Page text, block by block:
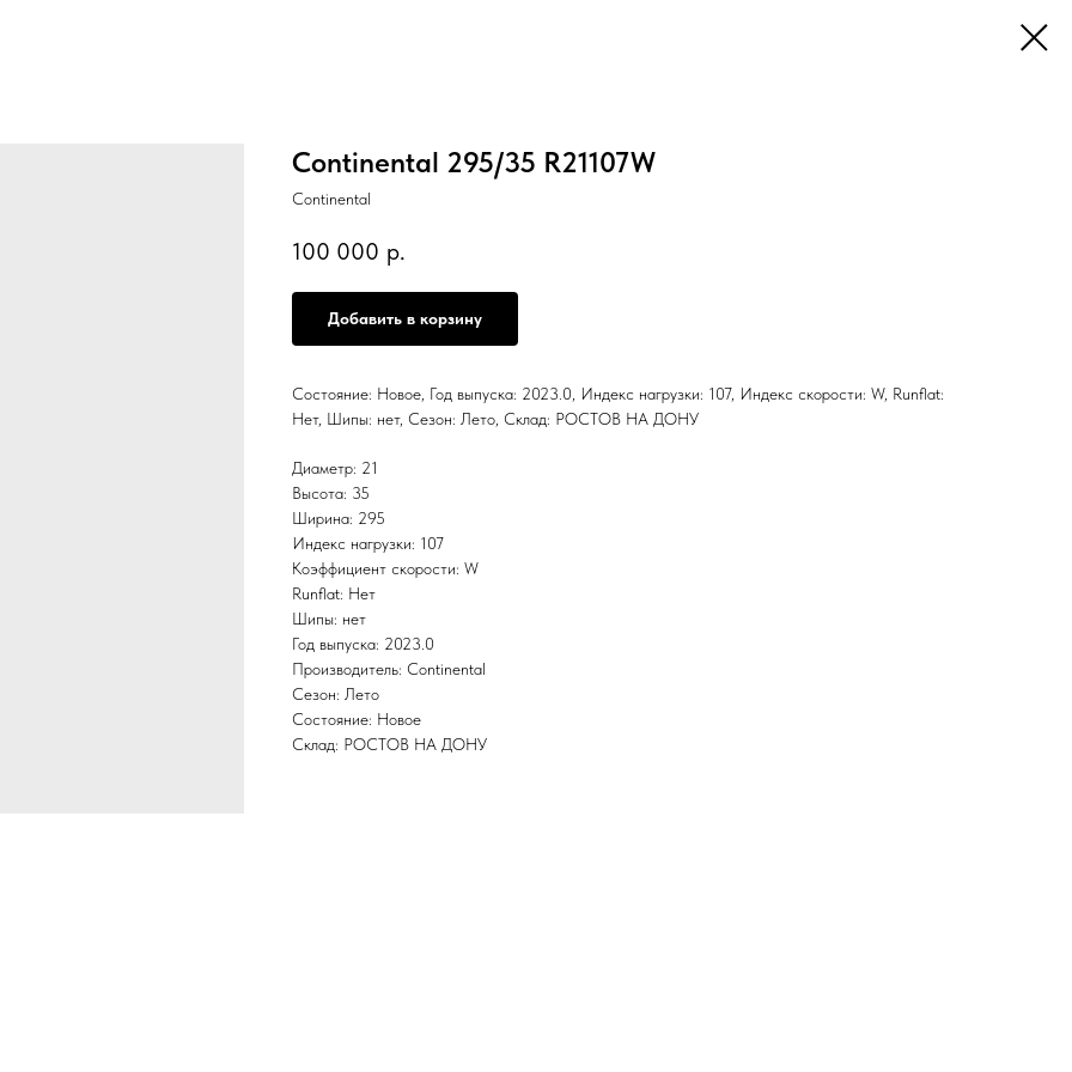
Continental 295/35 R21107W
Continental
100 000 р.
Добавить в корзину
Состояние: Новое, Год выпуска: 2023.0, Индекс нагрузки: 107, Индекс скорости: W, Runflat:
Нет, Шипы: нет, Сезон: Лето, Склад: РОСТОВ НА ДОНУ
Диаметр: 21
Высота: 35
Ширина: 295
Индекс нагрузки: 107
Коэффициент скорости: W
Runflat: Нет
Шипы: нет
Год выпуска: 2023.0
Производитель: Continental
Сезон: Лето
Состояние: Новое
Склад: РОСТОВ НА ДОНУ